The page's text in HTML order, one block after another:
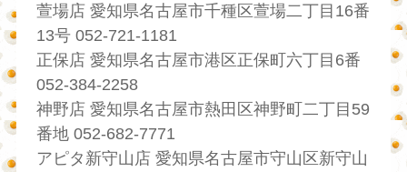
萱場店 愛知県名古屋市千種区萱場二丁目16番
13号 052-721-1181
正保店 愛知県名古屋市港区正保町六丁目6番
052-384-2258
神野店 愛知県名古屋市熱田区神野町二丁目59
番地 052-682-7771
アピタ新守山店 愛知県名古屋市守山区新守山